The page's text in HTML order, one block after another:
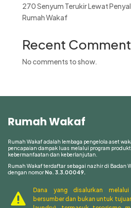
270 Senyum Terukir Lewat
Rumah Wakaf
Recent
No comments to show.
Rumah Wakaf
Rumah Wakaf adalah lembaga pengelola aset
pencapaian dampak luas melalui program
kebermanfaatan dan keberlanjutan.
Rumah Wakaf terdaftar sebagai nazhir di Badan
dengan nomorNo. 3.3.00049.

Dana yang disalurkan
bersumber dan bukan untuk